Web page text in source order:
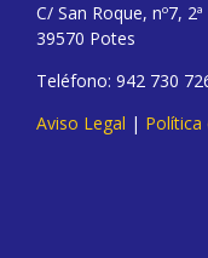
C/ San Roque, nº7,
39570 Potes
Teléfono: 942 730
Aviso Legal | Política